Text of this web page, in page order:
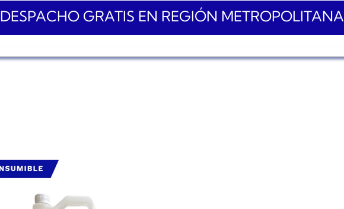
DESPACHO GRATIS EN REGIÓN METROPOLITANA